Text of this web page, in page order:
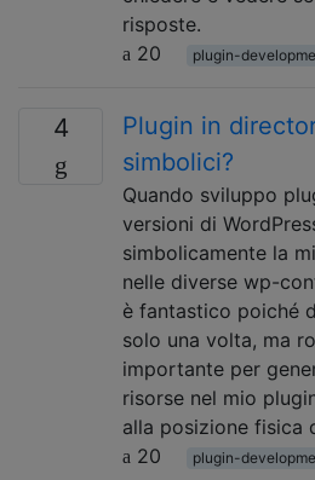
risposte.
20
plugin-
4
Plugin in
simbolici?
Quando sviluppo
versioni di
simbolicamente la
nelle diverse wp-
è fantastico poiché
solo una volta, ma
importante per
risorse nel mio
alla posizione fisica
20
plugin-